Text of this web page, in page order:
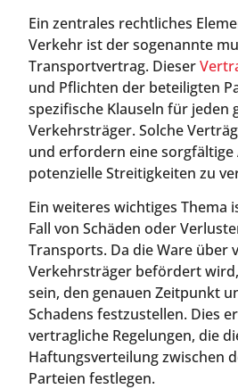
Ein zentrales rechtliches
Verkehr ist der sogenannte
Transportvertrag. Dieser
und Pflichten der beteiligten
spezifische Klauseln für jeden
Verkehrsträger. Solche
und erfordern eine sorgfältige
potenzielle Streitigkeiten zu
Ein weiteres wichtiges Thema
Fall von Schäden oder
Transports. Da die Ware über
Verkehrsträger befördert
sein, den genauen Zeitpunkt
Schadens festzustellen. Dies
vertragliche Regelungen, die
Haftungsverteilung zwischen
Parteien festlegen.